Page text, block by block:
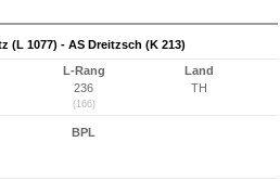
(L 1077) - AS Dreitzsch (K 213)
L-Rang
236
(166)
Land
TH
BPL